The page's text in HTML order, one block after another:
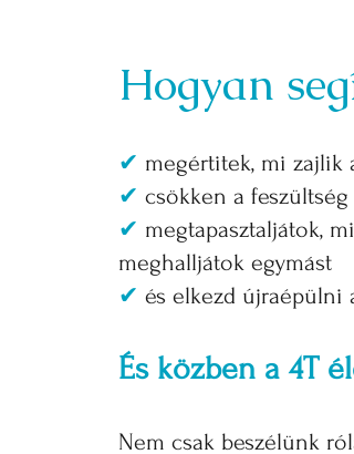
Hogyan
✔ megértitek, mi zajlik
✔ csökken a
✔ megtapasztaljátok,
meghalljátok egymást
✔ és elkezd újraépülni
És közben a 4T
Nem csak beszélünk